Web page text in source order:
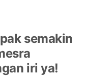
semakin
iri ya!